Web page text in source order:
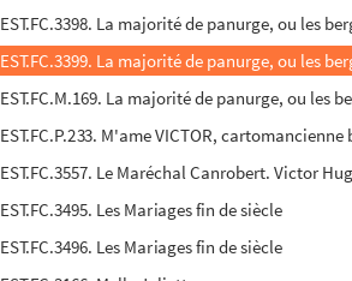
EST.FC.3398. La majorité de panurge, ou les
EST.FC.3399. La majorité de panurge, ou les
EST.FC.M.169. La majorité de panurge, ou les
EST.FC.P.233. M'ame VICTOR,
EST.FC.3557. Le Maréchal Canrobert. Victor
EST.FC.3495. Les Mariages fin de siècle
EST.FC.3496. Les Mariages fin de siècle